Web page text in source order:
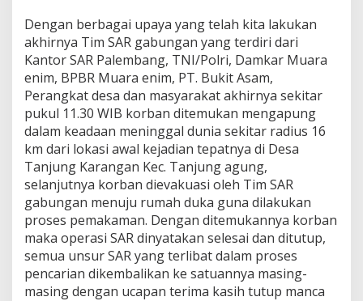
R
G
a
b
u
n
g
a
n
Dengan berbagai upaya yang telah kita lakukan
akhirnya Tim SAR gabungan yang terdiri dari
Kantor SAR Palembang, TNI/Polri, Damkar Muara
enim, BPBR Muara enim, PT. Bukit Asam,
Perangkat desa dan masyarakat akhirnya sekitar
pukul 11.30 WIB korban ditemukan mengapung
dalam keadaan meninggal dunia sekitar radius 16
km dari lokasi awal kejadian tepatnya di Desa
Tanjung Karangan Kec. Tanjung agung,
selanjutnya korban dievakuasi oleh Tim SAR
gabungan menuju rumah duka guna dilakukan
proses pemakaman. Dengan ditemukannya korban
maka operasi SAR dinyatakan selesai dan ditutup,
semua unsur SAR yang terlibat dalam proses
pencarian dikembalikan ke satuannya masing-
masing dengan ucapan terima kasih tutup manca